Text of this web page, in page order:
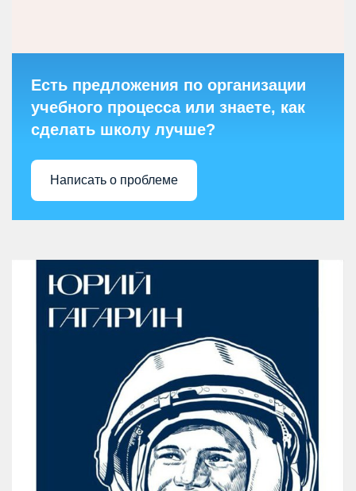
Есть предложения по организации
учебного процесса или знаете, как
сделать школу лучше?
Написать о проблеме